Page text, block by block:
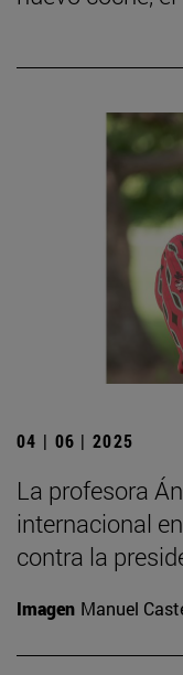
04 | 06 | 2025
La profesora
internacional
contra la
Imagen Manuel